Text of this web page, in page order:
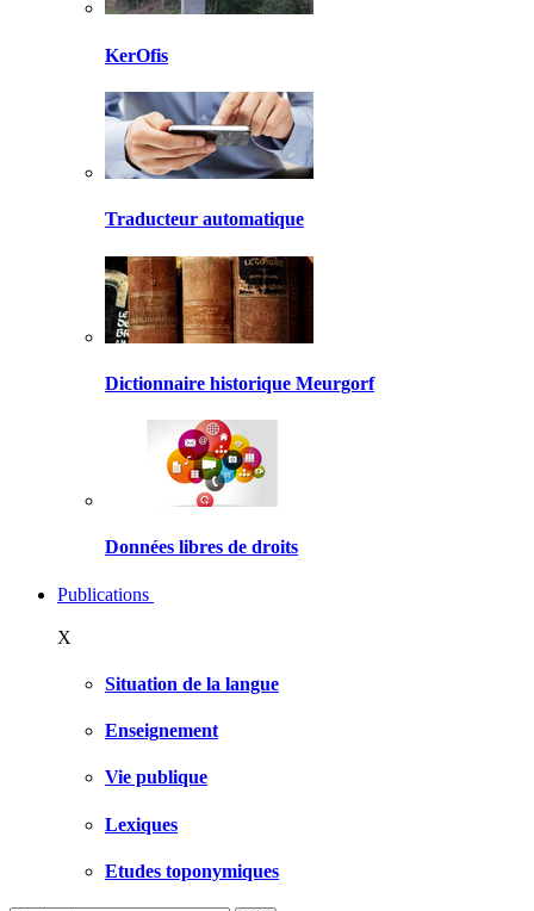
KerOfis
Traducteur automatique
Dictionnaire historique Meurgorf
Données libres de droits
Publications
X
Situation de la langue
Enseignement
Vie publique
Lexiques
Etudes toponymiques